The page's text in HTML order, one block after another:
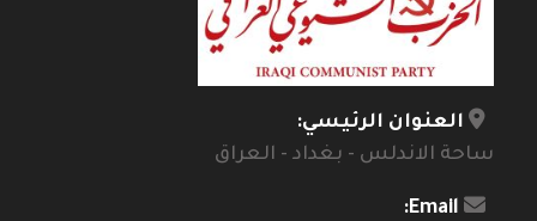
العنوان الرئيسي:
ساحة الاندلس - بغداد - العراق
Email: